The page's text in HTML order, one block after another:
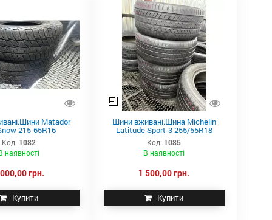
Matador
215-65R16
Код: 1082
наявності
грн.
Купити
Шини вживані.Шина Michelin
Latitude Sport-3 255/55R18
Код: 1085
В наявності
1 500,00 грн.
Купити